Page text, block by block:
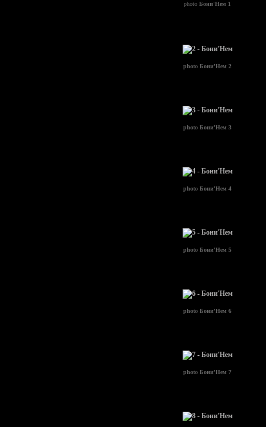
photo Бони'Нем 1
photo Бони'Нем 2
photo Бони'Нем 3
photo Бони'Нем 4
photo Бони'Нем 5
photo Бони'Нем 6
photo Бони'Нем 7